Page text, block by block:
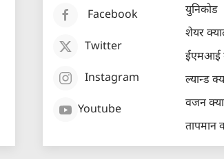
Facebook
Twitter
Instagram
Youtube
युनिकोड
शेयर
ईएमआई
ल्यान्ड
वजन
तापमान